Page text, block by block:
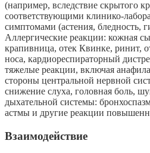
(например, вследствие скрытого
соответствующими клинико-
симптомами (астения, бледность,
Аллергические реакции: кожная
крапивница, отек Квинке, ринит,
носа, кардиореспираторный
тяжелые реакции, включая
стороны центральной нервной
снижение слуха, головная боль,
дыхательной системы:
астмы и другие реакции
Взаимодействие